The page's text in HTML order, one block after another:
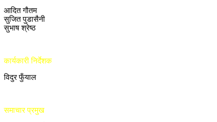
आदित गौतम
सुजित पुडासैनी
सुभाष श्रेष्ठ
कार्यकारी निर्देशक
विदुर फुँयाल
समाचार प्रमुख